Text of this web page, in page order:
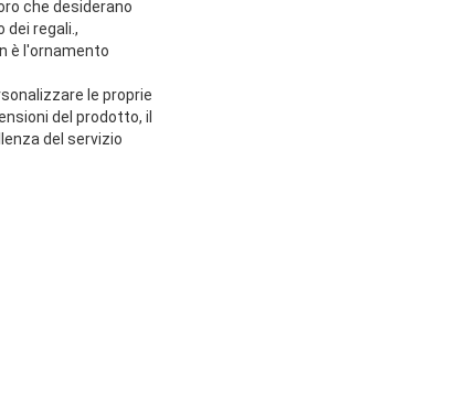
che desiderano
dei regali.,
è l'ornamento
le proprie
del prodotto, il
del servizio